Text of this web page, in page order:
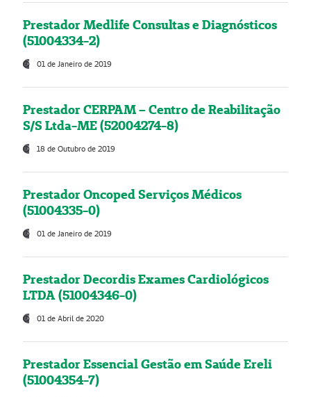
Prestador Medlife Consultas e Diagnósticos
(51004334-2)
01 de Janeiro de 2019
Prestador CERPAM – Centro de Reabilitação
S/S Ltda-ME (52004274-8)
18 de Outubro de 2019
Prestador Oncoped Serviços Médicos
(51004335-0)
01 de Janeiro de 2019
Prestador Decordis Exames Cardiológicos
LTDA (51004346-0)
01 de Abril de 2020
Prestador Essencial Gestão em Saúde Ereli
(51004354-7)